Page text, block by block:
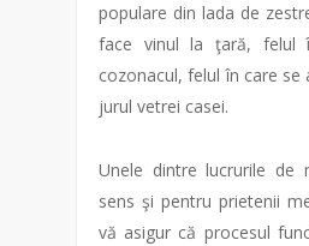
populare din lada de
face vinul la ţară, felul
cozonacul, felul în care se
jurul vetrei casei.
Unele dintre lucrurile de
sens şi pentru prietenii
vă asigur că procesul